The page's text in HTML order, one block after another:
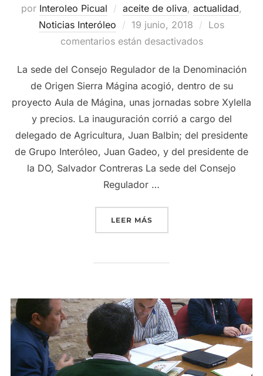
por Interoleo Picual aceite de oliva, actualidad,
Noticias Interóleo
Publicado
el
19 junio, 2018
Los
comentarios están desactivados
La sede del Consejo Regulador de la Denominación
de Origen Sierra Mágina acogió, dentro de su
proyecto Aula de Mágina, unas jornadas sobre Xylella
y precios. La inauguración corrió a cargo del
delegado de Agricultura, Juan Balbin; del presidente
de Grupo Interóleo, Juan Gadeo, y del presidente de
la DO, Salvador Contreras La sede del Consejo
Regulador …
LEER MÁS«GRUPO INTERÓLEO Y LA